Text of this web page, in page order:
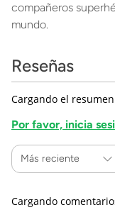
compañeros
mundo.
Reseñas
Cargando el
Por favor, inicia
Más reciente
Cargando